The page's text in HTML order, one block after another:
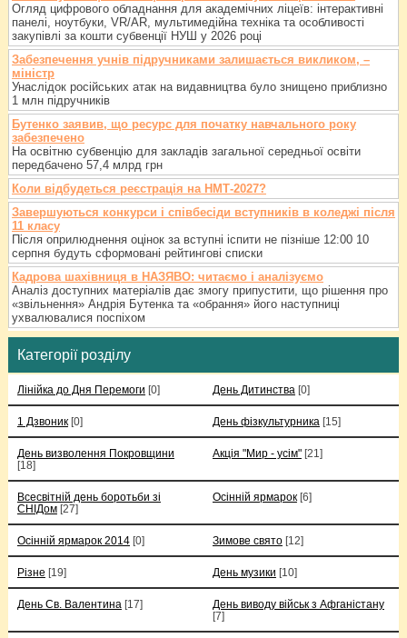
Огляд цифрового обладнання для академічних ліцеїв: інтерактивні
панелі, ноутбуки, VR/AR, мультимедійна техніка та особливості
закупівлі за кошти субвенції НУШ у 2026 році
Забезпечення учнів підручниками залишається викликом, –
міністр
Унаслідок російських атак на видавництва було знищено приблизно
1 млн підручників
Бутенко заявив, що ресурс для початку навчального року
забезпечено
На освітню субвенцію для закладів загальної середньої освіти
передбачено 57,4 млрд грн
Коли відбудеться реєстрація на НМТ-2027?
Завершуються конкурси і співбесіди вступників в коледжі після
11 класу
Після оприлюднення оцінок за вступні іспити не пізніше 12:00 10
серпня будуть сформовані рейтингові списки
Кадрова шахівниця в НАЗЯВО: читаємо і аналізуємо
Аналіз доступних матеріалів дає змогу припустити, що рішення про
«звільнення» Андрія Бутенка та «обрання» його наступниці
ухвалювалися поспіхом
Категорії розділу
Лінійка до Дня Перемоги [0] День Дитинства [0]
1 Дзвоник [0] День фізкультурника [15]
День визволення Покровщини
[18]
Акція "Мир - усім" [21]
Всесвітній день боротьби зі
СНІДом [27]
Осінній ярмарок [6]
Осінній ярмарок 2014 [0] Зимове свято [12]
Різне [19] День музики [10]
День Св. Валентина [17]
День виводу військ з Афганістану
[7]